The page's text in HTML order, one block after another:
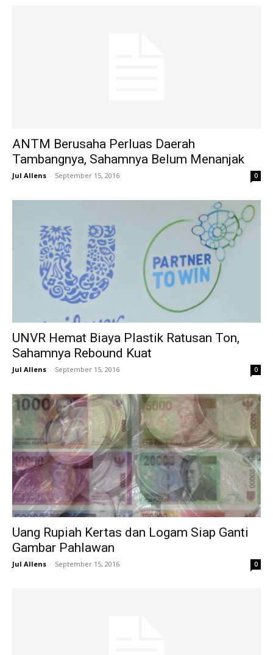
ANTM Berusaha Perluas Daerah
Tambangnya, Sahamnya Belum Menanjak
Jul Allens - September 15, 2016 0
UNVR Hemat Biaya Plastik Ratusan Ton,
Sahamnya Rebound Kuat
Jul Allens - September 15, 2016 0
Uang Rupiah Kertas dan Logam Siap Ganti
Gambar Pahlawan
Jul Allens - September 15, 2016 0